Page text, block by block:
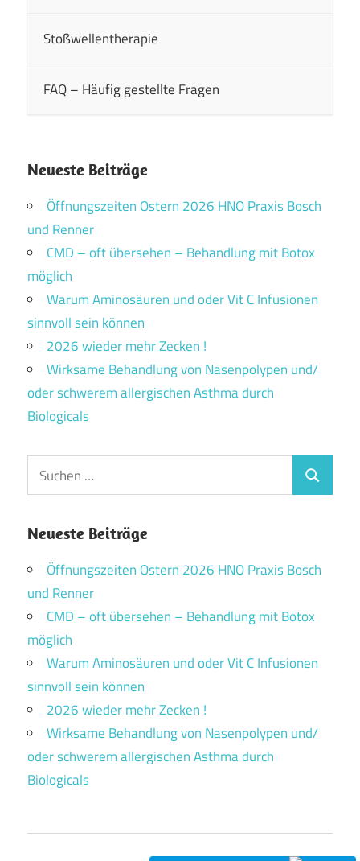
Stoßwellentherapie
FAQ – Häufig gestellte Fragen
Neueste Beiträge
Öffnungszeiten Ostern 2026 HNO Praxis Bosch
und Renner
CMD – oft übersehen – Behandlung mit Botox
möglich
Warum Aminosäuren und oder Vit C Infusionen
sinnvoll sein können
2026 wieder mehr Zecken !
Wirksame Behandlung von Nasenpolypen und/
oder schwerem allergischen Asthma durch
Biologicals
Suchen
nach:
Suchen
Neueste Beiträge
Öffnungszeiten Ostern 2026 HNO Praxis Bosch
und Renner
CMD – oft übersehen – Behandlung mit Botox
möglich
Warum Aminosäuren und oder Vit C Infusionen
sinnvoll sein können
2026 wieder mehr Zecken !
Wirksame Behandlung von Nasenpolypen und/
oder schwerem allergischen Asthma durch
Biologicals